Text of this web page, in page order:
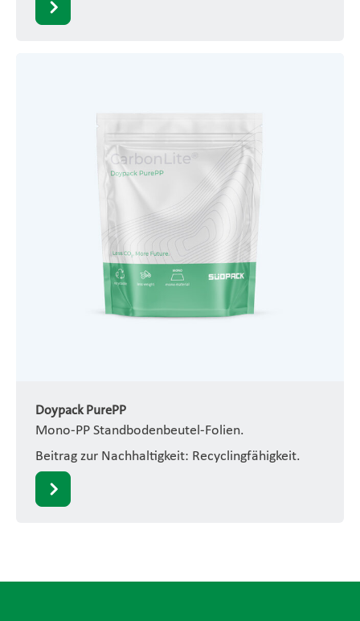
Doypack PurePP
Mono-PP Standbodenbeutel-Folien.
Beitrag zur Nachhaltigkeit: Recyclingfähigkeit.